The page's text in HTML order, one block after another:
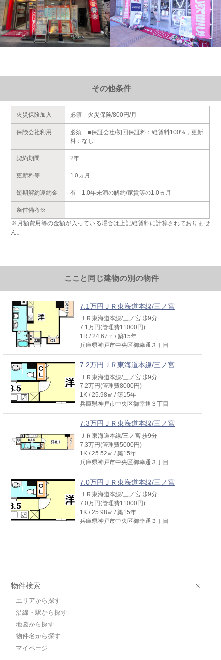
その他条件
火災保険加入 必須 火災保険/800円/月
保険会社利用
必須 ■保証会社/初回保証料：総賃料100%，更新
料：なし
契約期間 2年
更新料等 1.0ヵ月
短期解約違約金 有 1.0年未満の解約/家賃等の1.0ヵ月
条件備考※
-
※月額費用等の金額が入っている場合は上記総賃料に計算されておりませ
ん。
ここと同じ建物の別の物件
7.1万円ＪＲ東海道本線/三ノ宮
ＪＲ東海道本線/三ノ宮 歩9分
7.1万円(管理費11000円)
1R / 24.67㎡ / 築15年
兵庫県神戸市中央区御幸通３丁目
7.2万円ＪＲ東海道本線/三ノ宮
ＪＲ東海道本線/三ノ宮 歩9分
7.2万円(管理費8000円)
1K / 25.98㎡ / 築15年
兵庫県神戸市中央区御幸通３丁目
7.3万円ＪＲ東海道本線/三ノ宮
ＪＲ東海道本線/三ノ宮 歩9分
7.3万円(管理費5000円)
1K / 25.52㎡ / 築15年
兵庫県神戸市中央区御幸通３丁目
7.0万円ＪＲ東海道本線/三ノ宮
ＪＲ東海道本線/三ノ宮 歩9分
7.0万円(管理費11000円)
1K / 25.98㎡ / 築15年
兵庫県神戸市中央区御幸通３丁目
物件検索
エリアから探す
沿線・駅から探す
地図から探す
物件名から探す
マイページ